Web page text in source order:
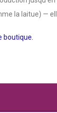
la laitue) —
boutique.